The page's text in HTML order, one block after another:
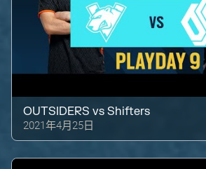
OUTSIDERS vsShifters
2021年4月25日